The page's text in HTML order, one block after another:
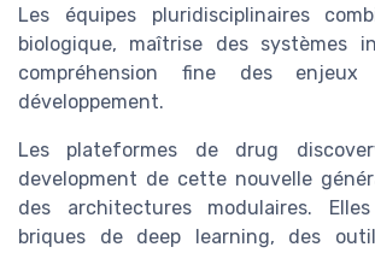
Les équipes pluridisciplinaires
biologique, maîtrise des systèmes
compréhension fine des
développement.
Les plateformes de drug
development de cette nouvelle
des architectures modulaires.
briques de deep learning, des